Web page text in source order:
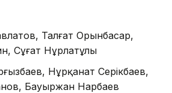
Талғат Орынбасар,
Сұңғат Нұрлатұлы
Нұрқанат Серікбаев,
Бауыржан Нарбаев